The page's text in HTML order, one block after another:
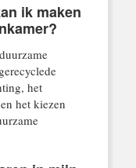
ik maken
het
het kiezen